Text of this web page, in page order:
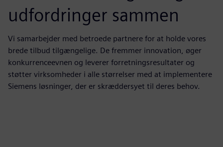
udfordringer sammen
Vi samarbejder med betroede partnere for at holde vores
brede tilbud tilgængelige. De fremmer innovation, øger
konkurrenceevnen og leverer forretningsresultater og
støtter virksomheder i alle størrelser med at implementere
Siemens løsninger, der er skræddersyet til deres behov.